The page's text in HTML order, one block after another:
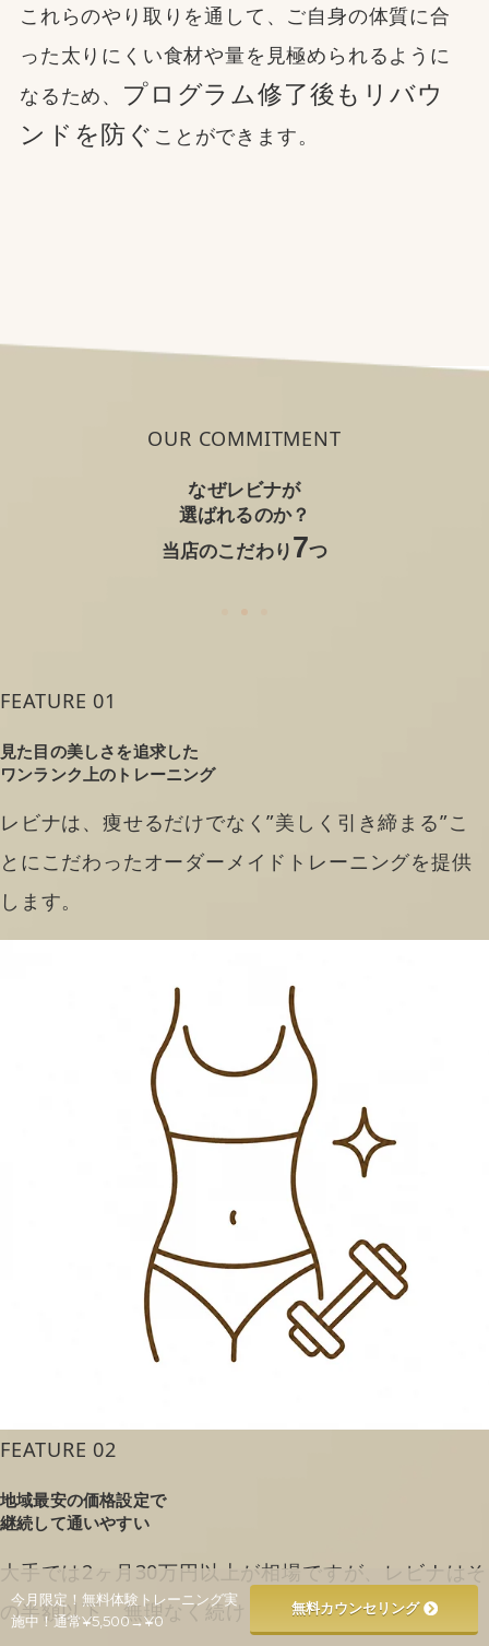
これらのやり取りを通して、ご自身の体質に合
った太りにくい食材や量を見極められるように
なるため、 プログラム修了後もリバウ
ンドを防ぐ ことができます。
OUR COMMITMENT
なぜレビナが
選ばれるのか？
当店のこだわり 7つ
FEATURE 01
見た目の美しさを追求した
ワンランク上のトレーニング
レビナは、痩せるだけでなく”美しく引き締まる”こ
とにこだわったオーダーメイドトレーニングを提供
します。
FEATURE 02
地域最安の価格設定で
継続して通いやすい
大手では2ヶ月30万円以上が相場ですが、レビナはそ
の半額以下。無理なく続けられる価格です。
今月限定！無料体験トレーニング実
施中！通常¥5,500→¥0
無料カウンセリング